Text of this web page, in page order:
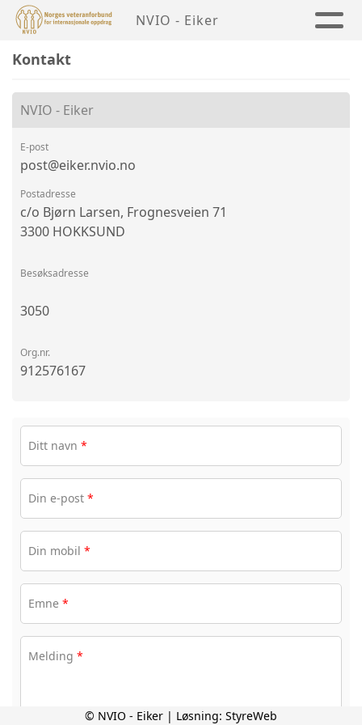
NVIO - Eiker
Kontakt
NVIO - Eiker
E-post
post@eiker.nvio.no
Postadresse
c/o Bjørn Larsen, Frognesveien 71
3300 HOKKSUND
Besøksadresse
3050
Org.nr.
912576167
Ditt navn *
Din e-post *
Din mobil *
Emne *
Melding *
© NVIO - Eiker | Løsning: StyreWeb